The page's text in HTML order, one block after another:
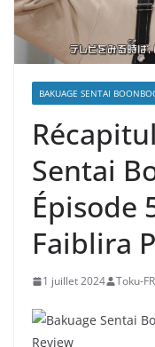
BAKUAGE SENTAI
Sentai
Épisode
Faiblira
1 juillet 2024 Toku-FR